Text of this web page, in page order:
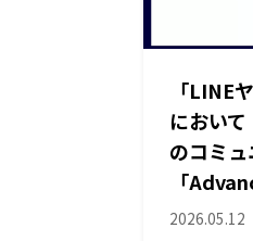
「LINE
におい
のコミ
「
2026.05.12